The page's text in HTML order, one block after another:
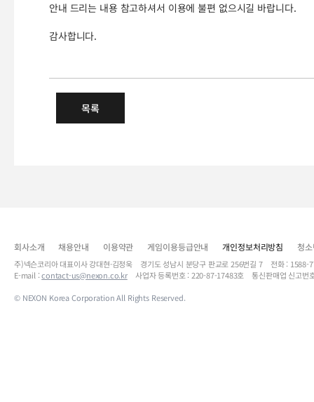
안내 드리는 내용 참고하셔서 이용에 불편 없으시길 바랍니다.
감사합니다.
목록
회사소개 채용안내 이용약관 게임이용등급안내 개인정보처리방침 청
주)넥슨코리아 대표이사 강대현·김정욱 경기도 성남시 분당구 판교로 256번길 7 전화 :
E-mail :contact-us@nexon.co.kr사업자 등록번호 : 220-87-17483호 통신판매업 신고번
© NEXON Korea Corporation All Rights Reserved.